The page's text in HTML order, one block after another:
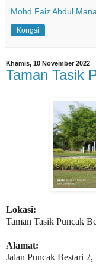
Mohd Faiz Abdul
Kongsi
Khamis, 10 November 2022
Taman Tasik
Lokasi:
Taman Tasik Puncak
Alamat:
Jalan Puncak Bestari 2,